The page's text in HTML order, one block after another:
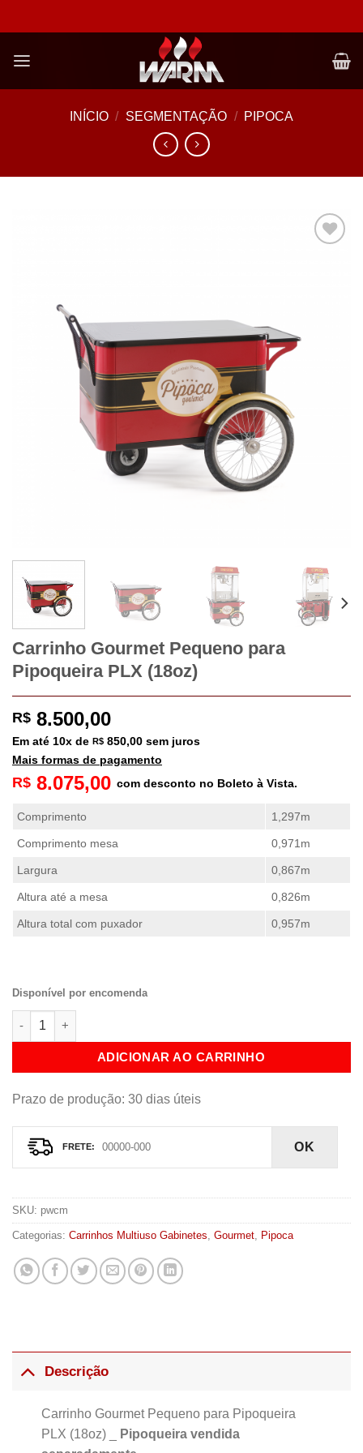
to
INÍCIO / SEGMENTAÇÃO / PIPOCA
Carrinho Gourmet Pequeno para
Pipoqueira PLX (18oz)
R$ 8.500,00
Em até 10x de R$ 850,00 sem juros
Mais formas de pagamento
R$ 8.075,00 com desconto no Boleto à Vista.
Comprimento 1,297m
Comprimento mesa 0,971m
Largura 0,867m
Altura até a mesa 0,826m
Altura total com puxador 0,957m
Disponível por encomenda
Carrinho Gourmet Pequeno para Pipoqueira PLX (18oz)
ADICIONAR AO CARRINHO
Prazo de produção: 30 dias úteis
OK
SKU: pwcm
Categorias: Carrinhos Multiuso Gabinetes, Gourmet, Pipoca
Descrição
Carrinho Gourmet Pequeno para Pipoqueira
PLX (18oz) _
Pipoqueira vendida